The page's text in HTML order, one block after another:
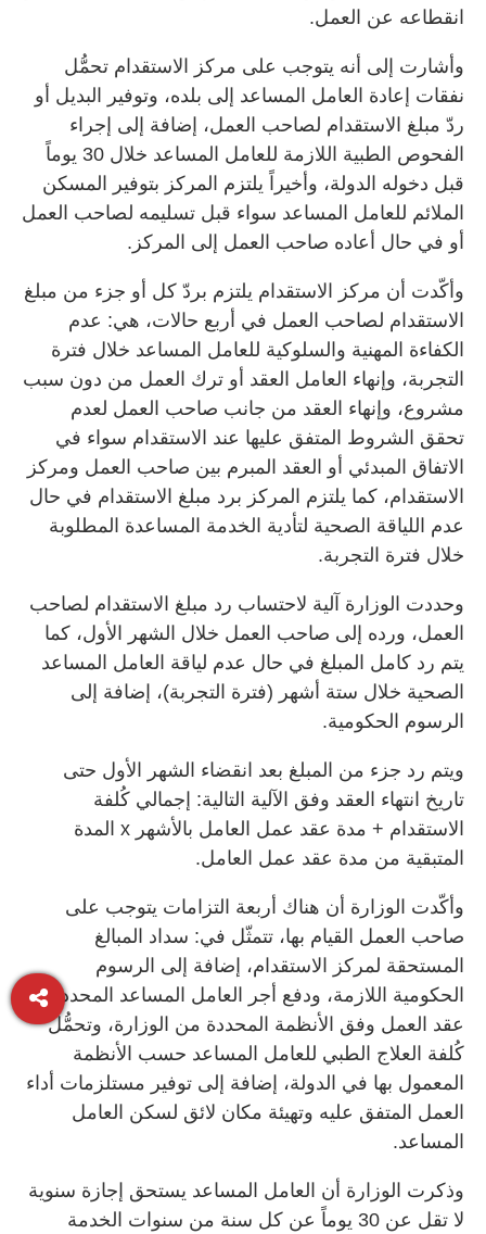
انقطاعه عن العمل.
وأشارت إلى أنه يتوجب على مركز الاستقدام تحمُّل
نفقات إعادة العامل المساعد إلى بلده، وتوفير البديل أو
ردّ مبلغ الاستقدام لصاحب العمل، إضافة إلى إجراء
الفحوص الطبية اللازمة للعامل المساعد خلال 30 يوماً
قبل دخوله الدولة، وأخيراً يلتزم المركز بتوفير المسكن
الملائم للعامل المساعد سواء قبل تسليمه لصاحب العمل
أو في حال أعاده صاحب العمل إلى المركز.
وأكّدت أن مركز الاستقدام يلتزم بردّ كل أو جزء من مبلغ
الاستقدام لصاحب العمل في أربع حالات، هي: عدم
الكفاءة المهنية والسلوكية للعامل المساعد خلال فترة
التجربة، وإنهاء العامل العقد أو ترك العمل من دون سبب
مشروع، وإنهاء العقد من جانب صاحب العمل لعدم
تحقق الشروط المتفق عليها عند الاستقدام سواء في
الاتفاق المبدئي أو العقد المبرم بين صاحب العمل ومركز
الاستقدام، كما يلتزم المركز برد مبلغ الاستقدام في حال
عدم اللياقة الصحية لتأدية الخدمة المساعدة المطلوبة
خلال فترة التجربة.
وحددت الوزارة آلية لاحتساب رد مبلغ الاستقدام لصاحب
العمل، ورده إلى صاحب العمل خلال الشهر الأول، كما
يتم رد كامل المبلغ في حال عدم لياقة العامل المساعد
الصحية خلال ستة أشهر (فترة التجربة)، إضافة إلى
الرسوم الحكومية.
ويتم رد جزء من المبلغ بعد انقضاء الشهر الأول حتى
تاريخ انتهاء العقد وفق الآلية التالية: إجمالي كُلفة
الاستقدام + مدة عقد عمل العامل بالأشهر x المدة
المتبقية من مدة عقد عمل العامل.
وأكّدت الوزارة أن هناك أربعة التزامات يتوجب على
صاحب العمل القيام بها، تتمثّل في: سداد المبالغ
المستحقة لمركز الاستقدام، إضافة إلى الرسوم
الحكومية اللازمة، ودفع أجر العامل المساعد المحدد في
عقد العمل وفق الأنظمة المحددة من الوزارة، وتحمُّل
كُلفة العلاج الطبي للعامل المساعد حسب الأنظمة
المعمول بها في الدولة، إضافة إلى توفير مستلزمات أداء
العمل المتفق عليه وتهيئة مكان لائق لسكن العامل
المساعد.
وذكرت الوزارة أن العامل المساعد يستحق إجازة سنوية
لا تقل عن 30 يوماً عن كل سنة من سنوات الخدمة